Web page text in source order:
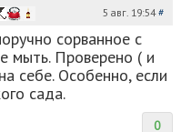
5 авг. 19:54#
сорванное с
мыть. Проверено ( и
себе. Особенно, если
сада.
0